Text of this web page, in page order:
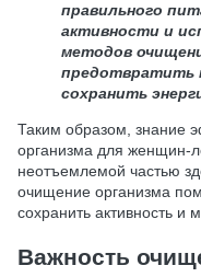
правильного
активности и
методов
предотвратить
сохранить
Таким образом, знание
организма для женщин-
неотъемлемой частью
очищение организма
сохранить активность и
Важность